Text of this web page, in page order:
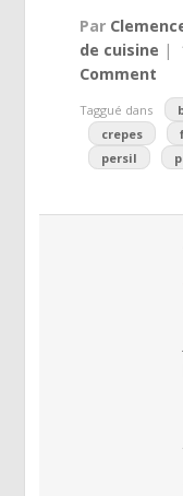
Par
de cuisine |
Comment
Taggué dans
crepes
persil